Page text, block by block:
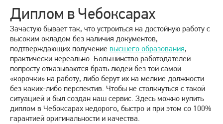
Диплом в Чебоксарах
Зачастую бывает так, что устроиться на достойную работу с
высоким окладом без наличия документов,
подтверждающих получение высшего образования,
практически нереально. Большинство работодателей
попросту отказываются брать людей без той самой
«корочки» на работу, либо берут их на мелкие должности
без каких-либо перспектив. Чтобы не столкнуться с такой
ситуацией и был создан наш сервис. Здесь можно купить
диплом в Чебоксарах недорого, быстро и при этом со 100%
гарантией оригинальности и качества.